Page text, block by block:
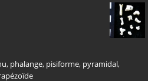
, phalange, pisiforme, pyramidal,